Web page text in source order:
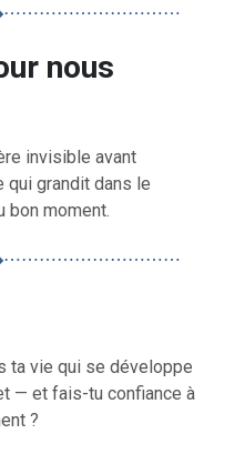
nous
invisible avant
qui grandit dans le
bon moment.
ta vie qui se développe
— et fais-tu confiance à
?